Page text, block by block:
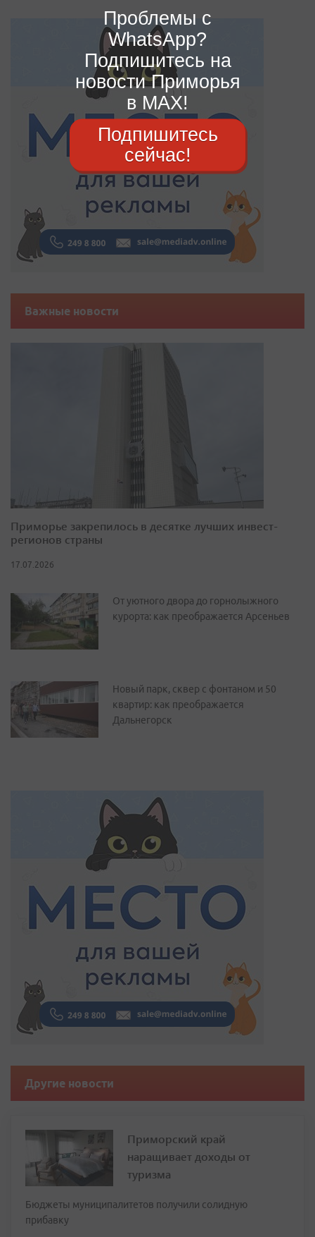
Важные новости
Приморье закрепилось в десятке лучших инвест-
регионов страны
17.07.2026
От уютного двора до горнолыжного
курорта: как преображается Арсеньев
Новый парк, сквер с фонтаном и 50
квартир: как преображается
Дальнегорск
Другие новости
Приморский край
наращивает доходы от
туризма
Бюджеты муниципалитетов получили солидную
прибавку
Проблемы с
WhatsApp?
Подпишитесь на
новости Приморья
в MAX!
Подпишитесь
сейчас!